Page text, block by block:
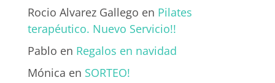
Rocio Alvarez Gallego en Pilates
terapéutico. Nuevo Servicio!!
Pablo en Regalos en navidad
Mónica en SORTEO!